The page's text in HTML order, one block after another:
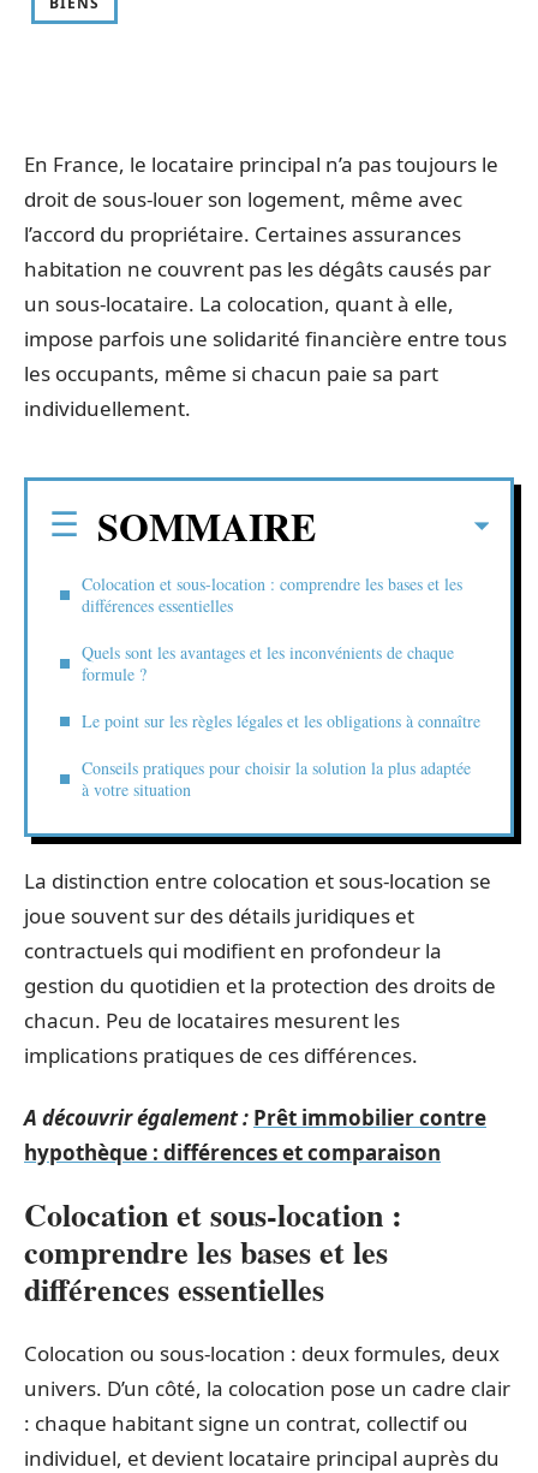
En France, le locataire principal n’a pas toujours le
droit de sous-louer son logement, même avec
l’accord du propriétaire. Certaines assurances
habitation ne couvrent pas les dégâts causés par
un sous-locataire. La colocation, quant à elle,
impose parfois une solidarité financière entre tous
les occupants, même si chacun paie sa part
individuellement.
SOMMAIRE
Colocation et sous-location : comprendre les bases et les
différences essentielles
Quels sont les avantages et les inconvénients de chaque
formule ?
Le point sur les règles légales et les obligations à connaître
Conseils pratiques pour choisir la solution la plus adaptée
à votre situation
La distinction entre colocation et sous-location se
joue souvent sur des détails juridiques et
contractuels qui modifient en profondeur la
gestion du quotidien et la protection des droits de
chacun. Peu de locataires mesurent les
implications pratiques de ces différences.
A découvrir également : Prêt immobilier contre
hypothèque : différences et comparaison
Colocation et sous-location :
comprendre les bases et les
différences essentielles
Colocation ou sous-location : deux formules, deux
univers. D’un côté, la colocation pose un cadre clair
: chaque habitant signe un contrat, collectif ou
individuel, et devient locataire principal auprès du